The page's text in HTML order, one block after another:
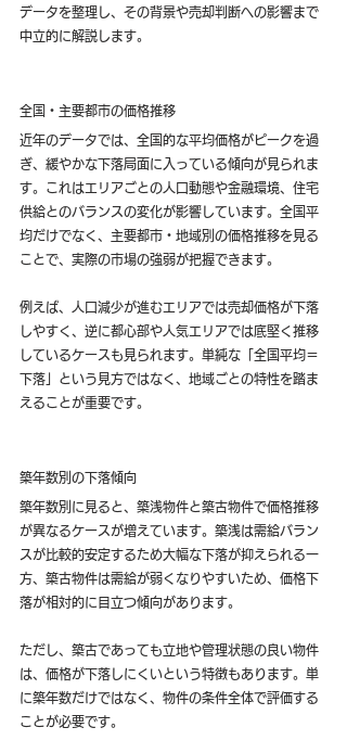
データを整理し、その背景や売却判断への影響まで
中立的に解説します。
全国・主要都市の価格推移
近年のデータでは、全国的な平均価格がピークを過
ぎ、緩やかな下落局面に入っている傾向が見られま
す。これはエリアごとの人口動態や金融環境、住宅
供給とのバランスの変化が影響しています。全国平
均だけでなく、主要都市・地域別の価格推移を見る
ことで、実際の市場の強弱が把握できます。
例えば、人口減少が進むエリアでは売却価格が下落
しやすく、逆に都心部や人気エリアでは底堅く推移
しているケースも見られます。単純な「全国平均＝
下落」という見方ではなく、地域ごとの特性を踏ま
えることが重要です。
築年数別の下落傾向
築年数別に見ると、築浅物件と築古物件で価格推移
が異なるケースが増えています。築浅は需給バラン
スが比較的安定するため大幅な下落が抑えられる一
方、築古物件は需給が弱くなりやすいため、価格下
落が相対的に目立つ傾向があります。
ただし、築古であっても立地や管理状態の良い物件
は、価格が下落しにくいという特徴もあります。単
に築年数だけではなく、物件の条件全体で評価する
ことが必要です。